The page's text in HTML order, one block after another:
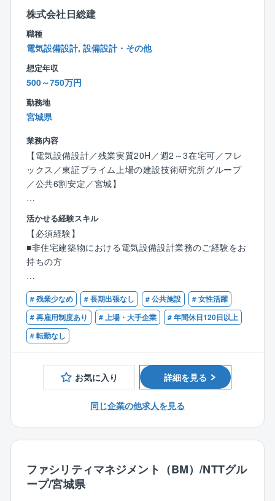
【働く環境・福利厚生】
◇ 高い定着率：入社3年後の定着率90％以上、平均勤
続年数15年以上。新卒から長く働く社員が多い。
◇ 資格取得制度：一級建築施工管理技士は受講料全額
負担。一級建築士は選抜制。その他国家資格は規定に
より会社が一部負担。
ィ形成や現場の設備改善を目的とした組織が存在。
◇ 育児・休暇制度：産前産後休暇・育児休暇の取得率
は直近3年で100％。看護休暇、生理休暇などの制度も
完備。
【企業情報・強み】
◇ 老舗ゼネコン：1586年創業。「信用日本一」を社是
に掲げる安定企業。
◇ 幅広い対応領域：マンション、病院、学校などの一
般建築から、日本文化を継承する社寺建築まで手掛け
る。
◇ 社寺建築に強み：関わる建築物の約15％を占め、他
社と比べ圧倒的な施工実績を持つ。
◇ 過去施工実績：東京国際展示場管理会議棟、小田原
城天守閣、浄土宗大本山・増上寺安国殿、警視庁池袋
警察署庁舎、FTビルなど。
株式会社日総建
職種
電気設備設計, 設備設計・その他
想定年収
500～750万円
勤務地
宮城県
業務内容
【電気設備設計／残業実質20H／週2～3在宅可／フレ
ックス／東証プライム上場の建設技術研究所グループ
／公共6割安定／宮城】
同社東北事務所にて電気設備設計ならびに現場監理を
担当頂きます。
〇電気設備設計、監理
〇建物の長寿命化や改修設計
〇建築確認申請、省エネなどの行政手続き
【同社の得意分野】
〇案件割合：官公庁6～7割、民間3～4割程度（年度に
よって多少変動がございます）
〇案件種類：文化・商業施設、スポーツ・レクリエー
ション施設、福祉・医療施設、教育・研究施設、庁
舎・オフィス施設、等幅広い案件実績がございます。
ネ案件にも力を入れている設計事務所です。
【働き方】
●平均残業時間：30時間
定時が7時間30分のため、8時間の会社換算で20時間
程度です。
活かせる経験スキル
【必須経験】
■非住宅建築物における電気設備設計業務のご経験をお
持ちの方
【歓迎資格】
■一級建築士（学科合格の方も歓迎）
■二級建築士
■建築設備士
■設備設計一級建築士
# 残業少なめ # 長期出張なし # 公共施設
# 女性活躍
# 再雇用制度あり
# 上場・大手企業
# 年間休日120日以上
# 転勤なし
お気に入り 詳細を見る
同じ企業の他求人を見る
ファシリティマネジメント（BM）/NTTグル
ープ/宮城県